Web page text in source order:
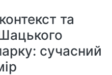
та
сучасний